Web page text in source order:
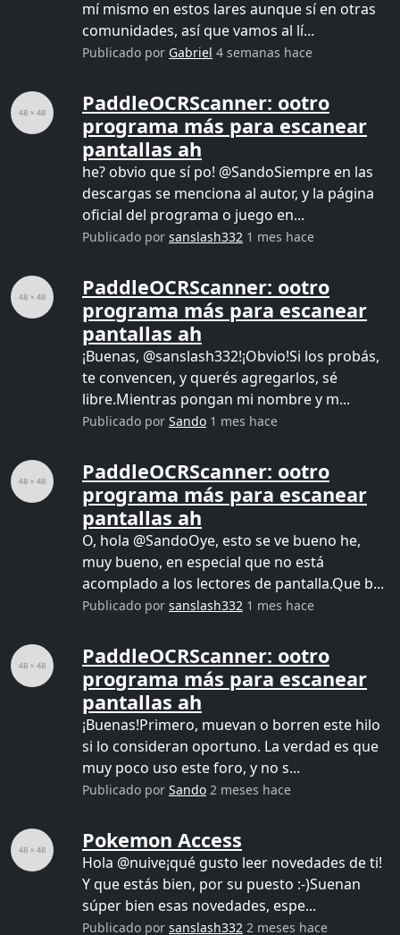
mí mismo en estos lares aunque sí en otras
comunidades, así que vamos al lí...
Publicado por Gabriel 4 semanas hace
PaddleOCRScanner: ootro
programa más para escanear
pantallas ah
he? obvio que sí po! @SandoSiempre en las
descargas se menciona al autor, y la página
oficial del programa o juego en...
Publicado por sanslash332 1 mes hace
PaddleOCRScanner: ootro
programa más para escanear
pantallas ah
¡Buenas, @sanslash332!¡Obvio!Si los probás,
te convencen, y querés agregarlos, sé
libre.Mientras pongan mi nombre y m...
Publicado por Sando 1 mes hace
PaddleOCRScanner: ootro
programa más para escanear
pantallas ah
O, hola @SandoOye, esto se ve bueno he,
muy bueno, en especial que no está
acomplado a los lectores de pantalla.Que b...
Publicado por sanslash332 1 mes hace
PaddleOCRScanner: ootro
programa más para escanear
pantallas ah
¡Buenas!Primero, muevan o borren este hilo
si lo consideran oportuno. La verdad es que
muy poco uso este foro, y no s...
Publicado por Sando 2 meses hace
Pokemon Access
Hola @nuive¡qué gusto leer novedades de ti!
Y que estás bien, por su puesto :-)Suenan
súper bien esas novedades, espe...
Publicado por sanslash332 2 meses hace